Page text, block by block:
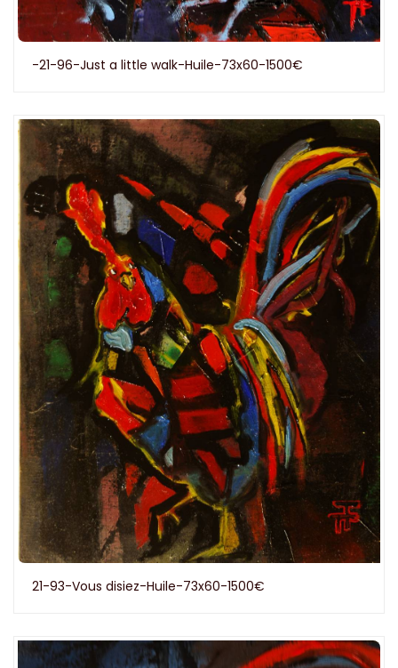
-21-96-Just a little walk-Huile-73x60-1500€
21-93-Vous disiez-Huile-73x60-1500€